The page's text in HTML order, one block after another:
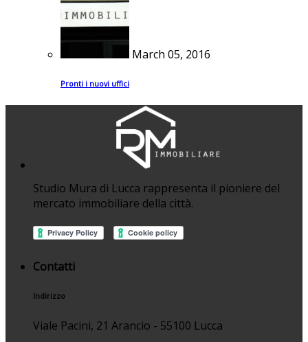
March 05, 2016
Pronti i nuovi uffici
Studio Mura di Lucca rappresenta il pioniere del
mercato immobiliare della città.
Contatti
Indirizzo
Viale Pacini, 21 Arancio - 55100 Lucca